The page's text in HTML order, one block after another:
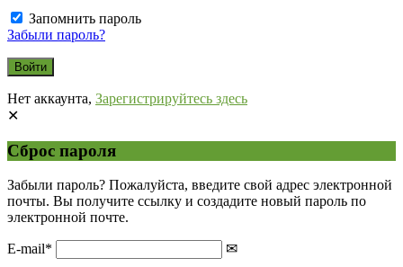
Запомнить пароль
Забыли пароль?
Нет аккаунта, Зарегистрируйтесь здесь
Сброс пароля
Забыли пароль? Пожалуйста, введите свой адрес электронной
почты. Вы получите ссылку и создадите новый пароль по
электронной почте.
E-mail*